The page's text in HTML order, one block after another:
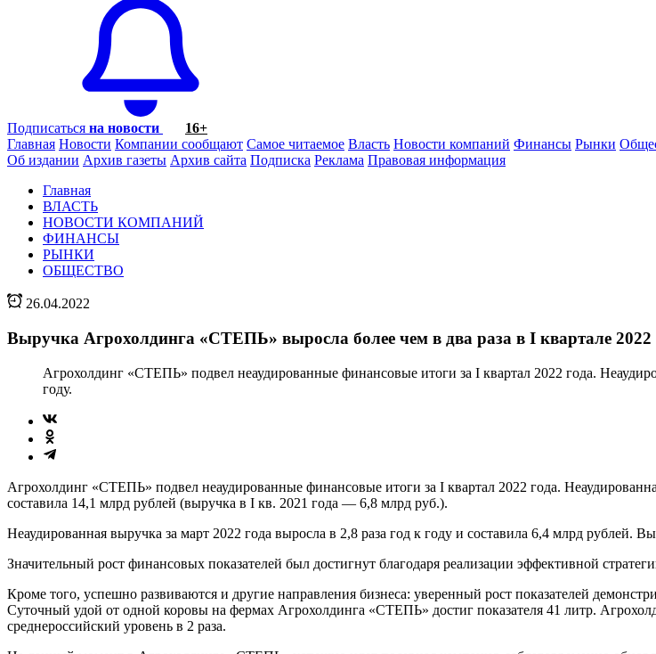
Подписаться на новости
16+
Главная Новости Компании сообщают Самое читаемое Власть Новости компаний Финансы Рынки
Об издании Архив газеты Архив сайта Подписка Реклама Правовая информация
Главная
ВЛАСТЬ
НОВОСТИ КОМПАНИЙ
ФИНАНСЫ
РЫНКИ
ОБЩЕСТВО
26.04.2022
Выручка Агрохолдинга «СТЕПЬ» выросла более чем в два раза в I квартале 2022
Агрохолдинг «СТЕПЬ» подвел неаудированные финансовые итоги за I квартал 2022 года.
году.
Агрохолдинг «СТЕПЬ» подвел неаудированные финансовые итоги за I квартал 2022 года.
составила 14,1 млрд рублей (выручка в I кв. 2021 года — 6,8 млрд руб.).
Неаудированная выручка за март 2022 года выросла в 2,8 раза год к году и составила 6,4 млрд рублей.
Значительный рост финансовых показателей был достигнут благодаря реализации эффективной
Кроме того, успешно развиваются и другие направления бизнеса: уверенный рост показателей
Суточный удой от одной коровы на фермах Агрохолдинга «СТЕПЬ» достиг показателя 41 литр.
среднероссийский уровень в 2 раза.